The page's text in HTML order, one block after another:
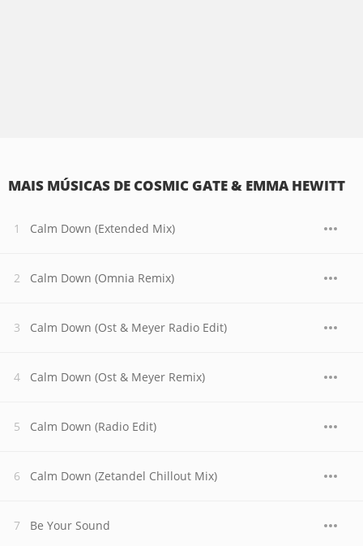
MAIS MÚSICAS DE COSMIC GATE & EMMA HEWITT
Calm Down (Extended Mix)
Calm Down (Omnia Remix)
Calm Down (Ost & Meyer Radio Edit)
Calm Down (Ost & Meyer Remix)
Calm Down (Radio Edit)
Calm Down (Zetandel Chillout Mix)
Be Your Sound